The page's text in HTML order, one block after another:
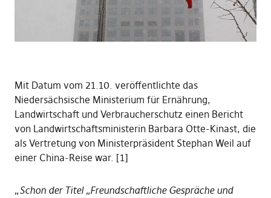
Mit Datum vom 21.10. veröffentlichte das
Niedersächsische Ministerium für Ernährung,
Landwirtschaft und Verbraucherschutz einen Bericht
von Landwirtschaftsministerin Barbara Otte-Kinast, die
als Vertretung von Ministerpräsident Stephan Weil auf
einer China-Reise war. [1]
„Schon der Titel „Freundschaftliche Gespräche und